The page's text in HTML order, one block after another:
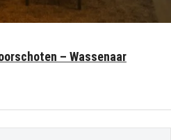
– Wassenaar